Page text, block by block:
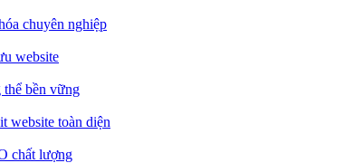
chuyên nghiệp
website
bền vững
website toàn diện
chất lượng